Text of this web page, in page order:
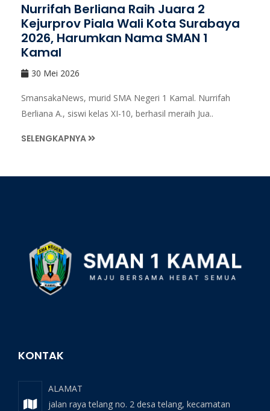
Nurrifah Berliana Raih Juara 2
Kejurprov Piala Wali Kota Surabaya
2026, Harumkan Nama SMAN 1
Kamal
30 Mei 2026
SmansakaNews, murid SMA Negeri 1 Kamal. Nurrifah
Berliana A., siswi kelas XI-10, berhasil meraih Jua..
SELENGKAPNYA
KONTAK
ALAMAT
jalan raya telang no. 2 desa telang, kecamatan